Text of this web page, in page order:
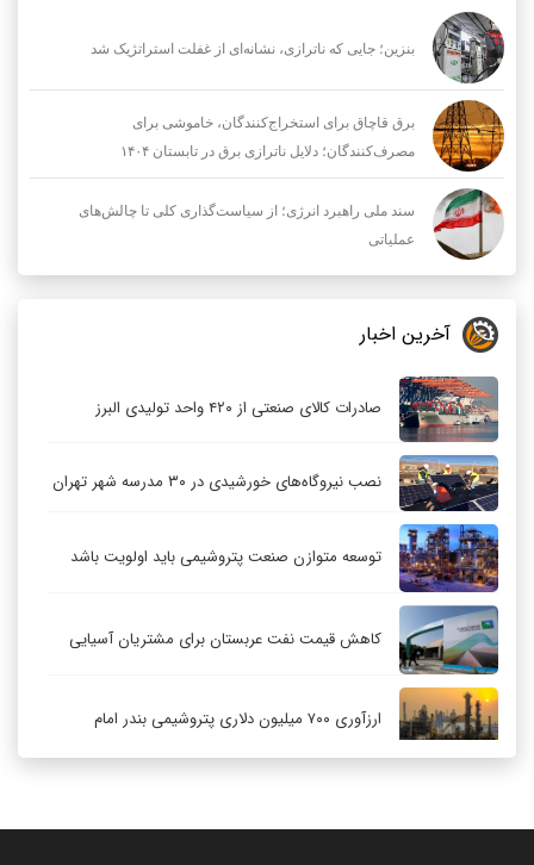
بنزین؛ جایی که ناترازی، نشانه‌ای از غفلت استراتژیک شد
برق قاچاق برای استخراج‌کنندگان، خاموشی برای
مصرف‌کنندگان؛ دلایل ناترازی برق در تابستان ۱۴۰۴
سند ملی راهبرد انرژی؛ از سیاست‌گذاری کلی تا چالش‌های
عملیاتی
آخرین اخبار
صادرات کالای صنعتی از ۴۲۰ واحد تولیدی البرز
نصب نیروگاه‌های خورشیدی در ۳۰ مدرسه شهر تهران
توسعه متوازن صنعت پتروشیمی باید اولویت باشد
کاهش قیمت نفت عربستان برای مشتریان آسیایی
ارزآوری ۷۰۰ میلیون دلاری پتروشیمی بندر امام